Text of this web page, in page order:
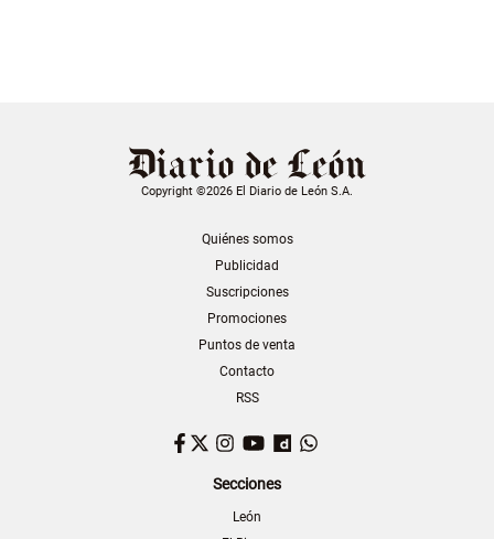
Copyright ©2026 El Diario de León S.A.
Quiénes somos
Publicidad
Suscripciones
Promociones
Puntos de venta
Contacto
RSS
Facebook
TwitterInstagram
YouTubeDailymotion
Secciones
León